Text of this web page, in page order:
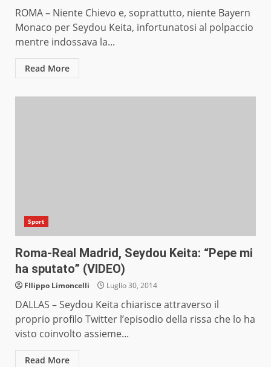
ROMA – Niente Chievo e, soprattutto, niente Bayern
Monaco per Seydou Keita, infortunatosi al polpaccio
mentre indossava la...
Read More
Sport
Roma-Real Madrid, Seydou Keita: “Pepe mi
ha sputato” (VIDEO)
FIlippo Limoncelli Luglio 30, 2014
DALLAS – Seydou Keita chiarisce attraverso il
proprio profilo Twitter l’episodio della rissa che lo ha
visto coinvolto assieme...
Read More